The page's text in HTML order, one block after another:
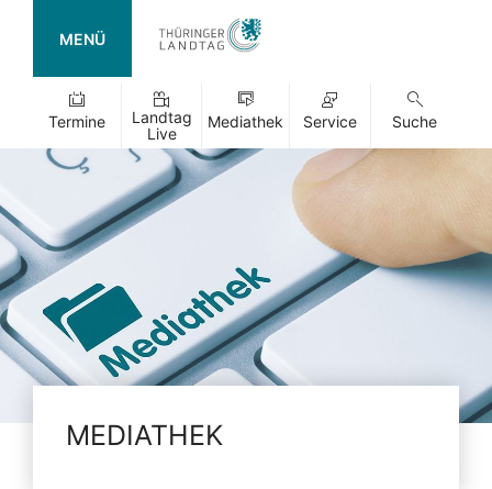
MENÜ
Termine
Landtag
Live
Mediathek Service Suche
MEDIATHEK